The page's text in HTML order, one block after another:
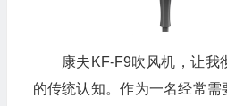
康夫KF-F9吹风机，让我
的传统认知。作为一名经常需